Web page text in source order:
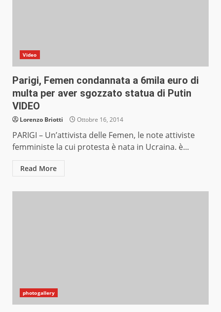
Video
Parigi, Femen condannata a 6mila euro di
multa per aver sgozzato statua di Putin
VIDEO
Lorenzo Briotti Ottobre 16, 2014
PARIGI – Un’attivista delle Femen, le note attiviste
femministe la cui protesta è nata in Ucraina. è...
Read More
photogallery